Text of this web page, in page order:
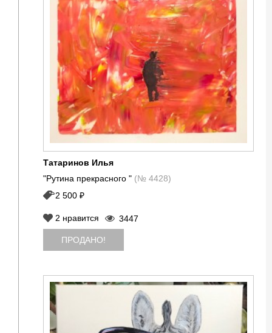
Татаринов Илья
"Рутина прекрасного " (№ 4428)
2 500 ₽
2 нравится 3447
ПРОДАНО!